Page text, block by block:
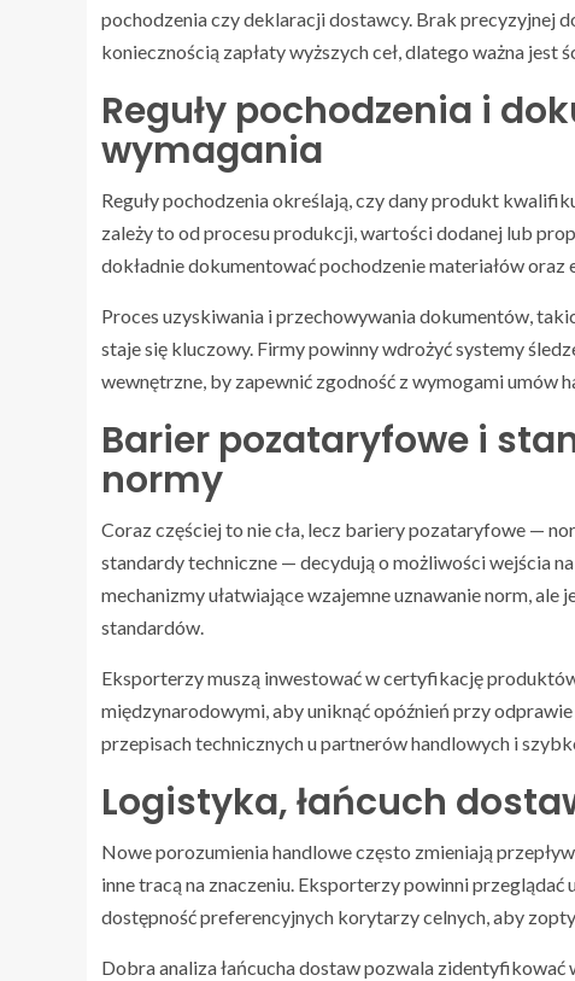
pochodzenia czy deklaracji dostawcy. Brak precyzyjnej
koniecznością zapłaty wyższych ceł, dlatego ważna jest
Reguły pochodzenia i
wymagania
Reguły pochodzenia określają, czy dany produkt
zależy to od procesu produkcji, wartości dodanej lub
dokładnie dokumentować pochodzenie materiałów
Proces uzyskiwania i przechowywania dokumentów,
staje się kluczowy. Firmy powinny wdrożyć systemy
wewnętrzne, by zapewnić zgodność z wymogami umów
Barier pozataryfowe i
normy
Coraz częściej to nie cła, lecz bariery pozataryfowe —
standardy techniczne — decydują o możliwości wejścia
mechanizmy ułatwiające wzajemne uznawanie norm,
standardów.
Eksporterzy muszą inwestować w certyfikację
międzynarodowymi, aby uniknąć opóźnień przy
przepisach technicznych u partnerów handlowych i
Logistyka, łańcuch
Nowe porozumienia handlowe często zmieniają
inne tracą na znaczeniu. Eksporterzy powinni
dostępność preferencyjnych korytarzy celnych, aby
Dobra analiza łańcucha dostaw pozwala